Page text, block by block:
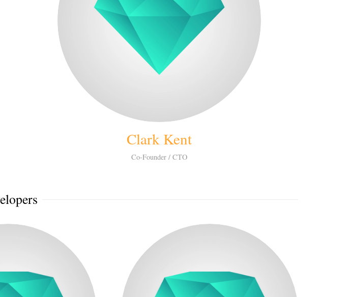
Clark Kent
Co-Founder / CTO